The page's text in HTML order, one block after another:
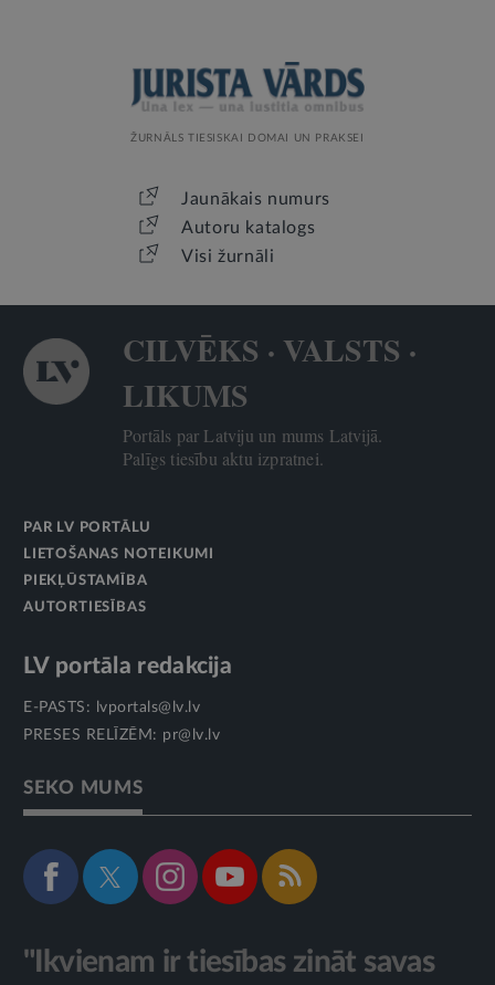
ŽURNĀLS TIESISKAI DOMAI UN PRAKSEI
Jaunākais numurs
Autoru katalogs
Visi žurnāli
CILVĒKS · VALSTS ·
LIKUMS
Portāls par Latviju un mums Latvijā.
Palīgs tiesību aktu izpratnei.
PAR LV PORTĀLU
LIETOŠANAS NOTEIKUMI
PIEKĻŪSTAMĪBA
AUTORTIESĪBAS
LV portāla redakcija
E-PASTS:
lvportals@lv.lv
PRESES RELĪZĒM: pr@lv.lv
SEKO MUMS
"Ikvienam ir tiesības zināt savas